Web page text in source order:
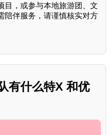
目，或参与本地旅游团、文
陪伴服务，请谨慎核实对方
有什么特X 和优